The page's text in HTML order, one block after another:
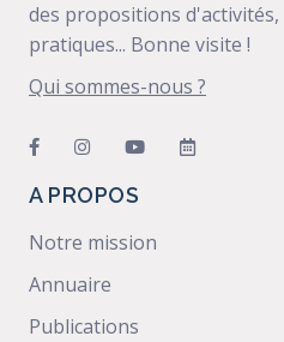
des propositions
pratiques... Bonne visite !
Qui sommes-nous ?
A PROPOS
Notre mission
Annuaire
Publications